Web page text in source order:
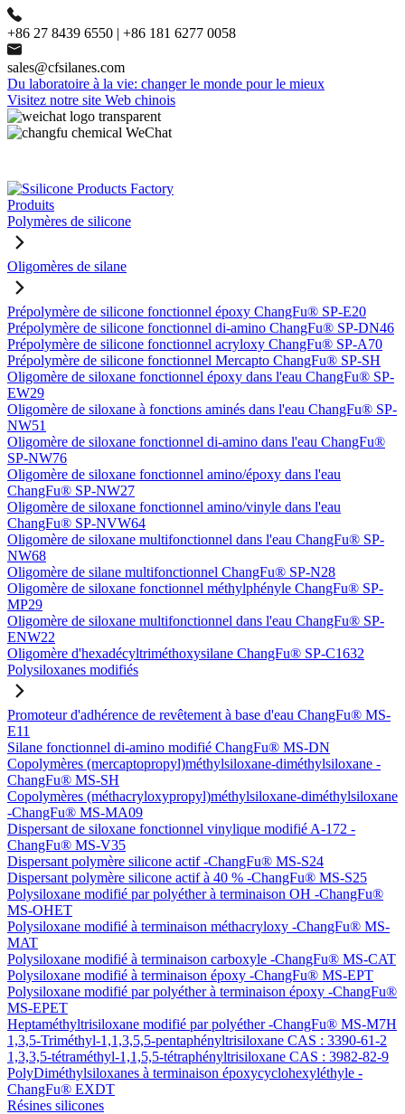
+86 27 8439 6550 | +86 181 6277 0058
sales@cfsilanes.com
Du laboratoire à la vie: changer le monde pour le mieux
Visitez notre site Web chinois
Produits
Polymères de silicone
Oligomères de silane
Prépolymère de silicone fonctionnel époxy ChangFu® SP-E20
Prépolymère de silicone fonctionnel di-amino ChangFu® SP-DN46
Prépolymère de silicone fonctionnel acryloxy ChangFu® SP-A70
Prépolymère de silicone fonctionnel Mercapto ChangFu® SP-SH
Oligomère de siloxane fonctionnel époxy dans l'eau ChangFu® SP-
EW29
Oligomère de siloxane à fonctions aminés dans l'eau ChangFu® SP-
NW51
Oligomère de siloxane fonctionnel di-amino dans l'eau ChangFu®
SP-NW76
Oligomère de siloxane fonctionnel amino/époxy dans l'eau
ChangFu® SP-NW27
Oligomère de siloxane fonctionnel amino/vinyle dans l'eau
ChangFu® SP-NVW64
Oligomère de siloxane multifonctionnel dans l'eau ChangFu® SP-
NW68
Oligomère de silane multifonctionnel ChangFu® SP-N28
Oligomère de siloxane fonctionnel méthylphényle ChangFu® SP-
MP29
Oligomère de siloxane multifonctionnel dans l'eau ChangFu® SP-
ENW22
Oligomère d'hexadécyltriméthoxysilane ChangFu® SP-C1632
Polysiloxanes modifiés
Promoteur d'adhérence de revêtement à base d'eau ChangFu® MS-
E11
Silane fonctionnel di-amino modifié ChangFu® MS-DN
Copolymères (mercaptopropyl)méthylsiloxane-diméthylsiloxane -
ChangFu® MS-SH
Copolymères (méthacryloxypropyl)méthylsiloxane-diméthylsiloxane
-ChangFu® MS-MA09
Dispersant de siloxane fonctionnel vinylique modifié A-172 -
ChangFu® MS-V35
Dispersant polymère silicone actif -ChangFu® MS-S24
Dispersant polymère silicone actif à 40 % -ChangFu® MS-S25
Polysiloxane modifié par polyéther à terminaison OH -ChangFu®
MS-OHET
Polysiloxane modifié à terminaison méthacryloxy -ChangFu® MS-
MAT
Polysiloxane modifié à terminaison carboxyle -ChangFu® MS-CAT
Polysiloxane modifié à terminaison époxy -ChangFu® MS-EPT
Polysiloxane modifié par polyéther à terminaison époxy -ChangFu®
MS-EPET
Heptaméthyltrisiloxane modifié par polyéther -ChangFu® MS-M7H
1,3,5-Triméthyl-1,1,3,5,5-pentaphényltrisiloxane CAS : 3390-61-2
1,3,3,5-tétraméthyl-1,1,5,5-tétraphényltrisiloxane CAS : 3982-82-9
PolyDiméthylsiloxanes à terminaison époxycyclohexyléthyle -
ChangFu® EXDT
Résines silicones